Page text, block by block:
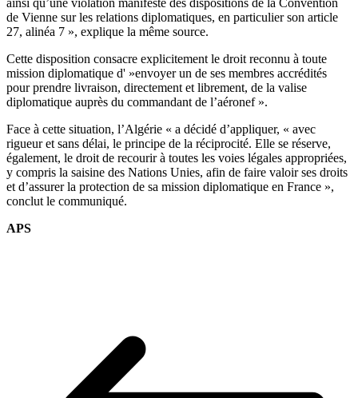
ainsi qu’une violation manifeste des dispositions de la Convention
de Vienne sur les relations diplomatiques, en particulier son article
27, alinéa 7 », explique la même source.
Cette disposition consacre explicitement le droit reconnu à toute
mission diplomatique d' »envoyer un de ses membres accrédités
pour prendre livraison, directement et librement, de la valise
diplomatique auprès du commandant de l’aéronef ».
Face à cette situation, l’Algérie « a décidé d’appliquer, « avec
rigueur et sans délai, le principe de la réciprocité. Elle se réserve,
également, le droit de recourir à toutes les voies légales appropriées,
y compris la saisine des Nations Unies, afin de faire valoir ses droits
et d’assurer la protection de sa mission diplomatique en France »,
conclut le communiqué.
APS